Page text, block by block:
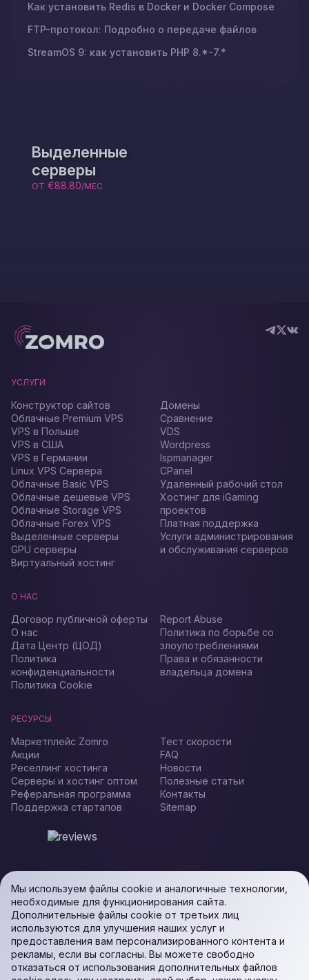
Как установить Redis в Docker и Docker Compose
FTP-протокол: Подробно о передаче файлов
StreamOS 9: как установить PHP 8.*-7.*
Выделенные
серверы
ОТ €88.80/МЕС
УСЛУГИ
Конструктор сайтов
Облачные Premium VPS
VPS в Польше
VPS в США
VPS в Германии
Linux VPS Сервера
Облачные Basic VPS
Облачные дешевые VPS
Облачные Storage VPS
Облачные Forex VPS
Выделенные серверы
GPU серверы
Виртуальный хостинг
Домены
Сравнение
VDS
Wordpress
Ispmanager
CPanel
Удаленный рабочий стол
Хостинг для iGaming
проектов
Платная поддержка
Услуги администрирования
и обслуживания серверов
О НАС
Договор публичной оферты
О нас
Дата Центр (ЦОД)
Политика
конфиденциальности
Политика Cookie
Report Abuse
Политика по борьбе со
злоупотреблениями
Права и обязанности
владельца домена
РЕСУРСЫ
Маркетплейс Zomro
Акции
Реселлинг хостинга
Серверы и хостинг оптом
Реферальная программа
Поддержка стартапов
Тест скорости
FAQ
Новости
Полезные статьи
Контакты
Sitemap
Мы используем файлы cookie и аналогичные технологии,
необходимые для функционирования сайта.
Дополнительные файлы cookie от третьих лиц
используются для улучшения наших услуг и
предоставления вам персонализированного контента и
рекламы, если вы согласны. Вы можете свободно
отказаться от использования дополнительных файлов